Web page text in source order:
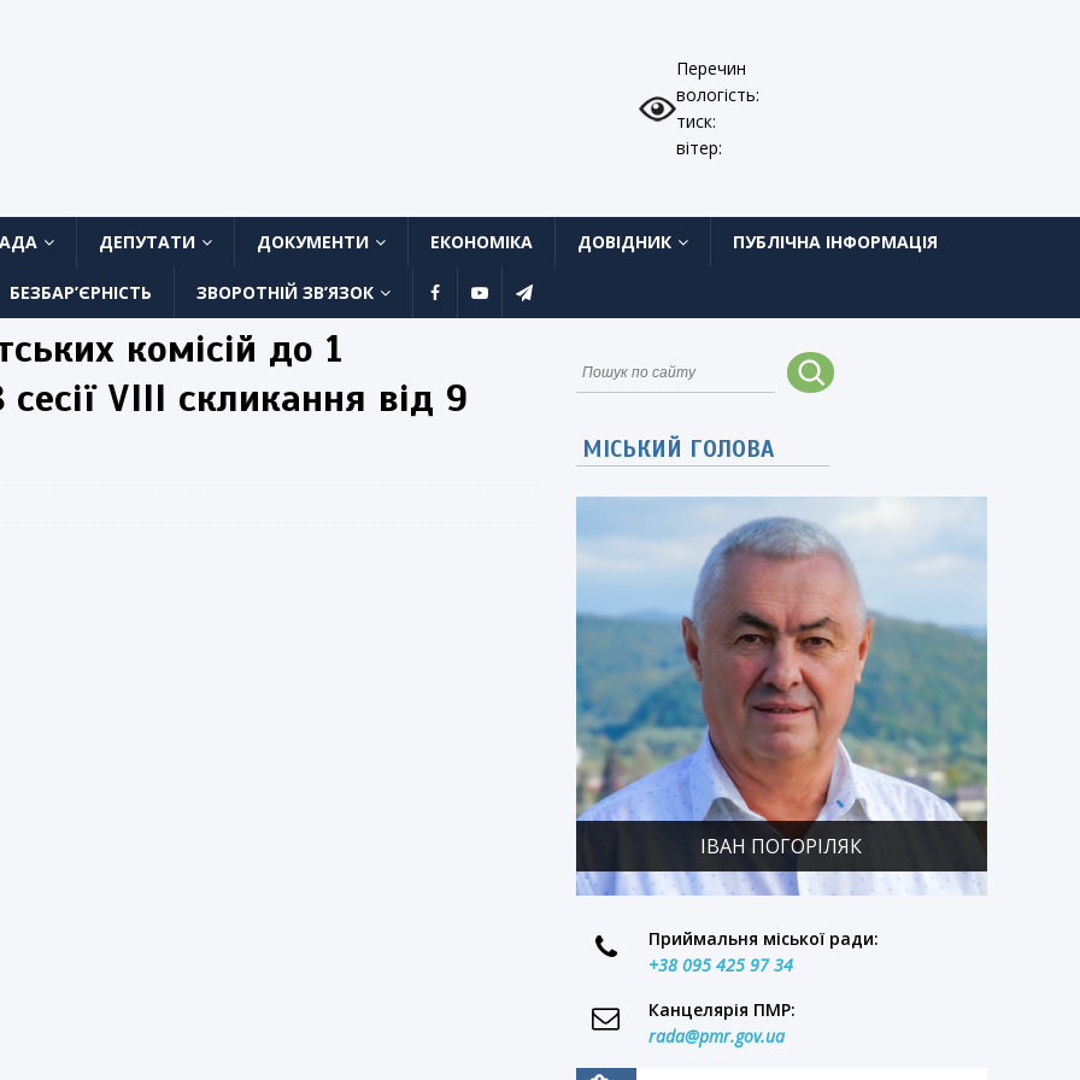
Перечин
вологість:
тиск:
вітер:
ДЕПУТАТИ ДОКУМЕНТИ ЕКОНОМІКА ДОВІДНИК ПУБЛІЧНА ІНФОРМАЦІЯ
БЕЗБАР’ЄРНІСТЬ ЗВОРОТНІЙ ЗВ’ЯЗОК
комісій до 1
VIII скликання від 9
МІСЬКИЙ ГОЛОВА
ІВАН ПОГОРІЛЯК
Приймальня міської ради:
+38 095 425 97 34
Канцелярія ПМР:
rada@pmr.gov.ua